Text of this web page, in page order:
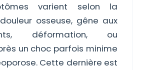
varient selon la
osseuse, gêne aux
déformation, ou
un choc parfois minime
Cette dernière est